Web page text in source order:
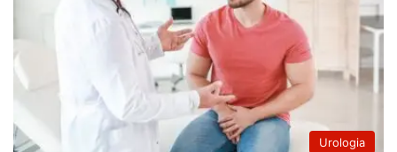
Urologia